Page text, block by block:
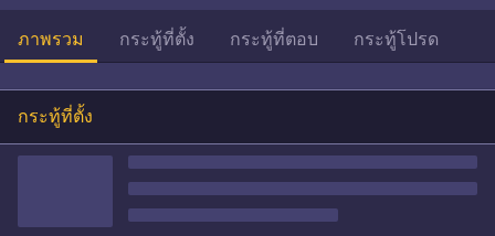
ภาพรวม กระทู้ที่ตั้ง กระทู้ที่ตอบ กระทู้โปรด
กระทู้ที่ตั้ง